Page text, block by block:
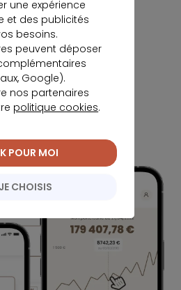
une expérience
et des publicités
besoins.
peuvent déposer
Google).
nos partenaires
politique cookies.
JE CHOISIS
POUR MOI